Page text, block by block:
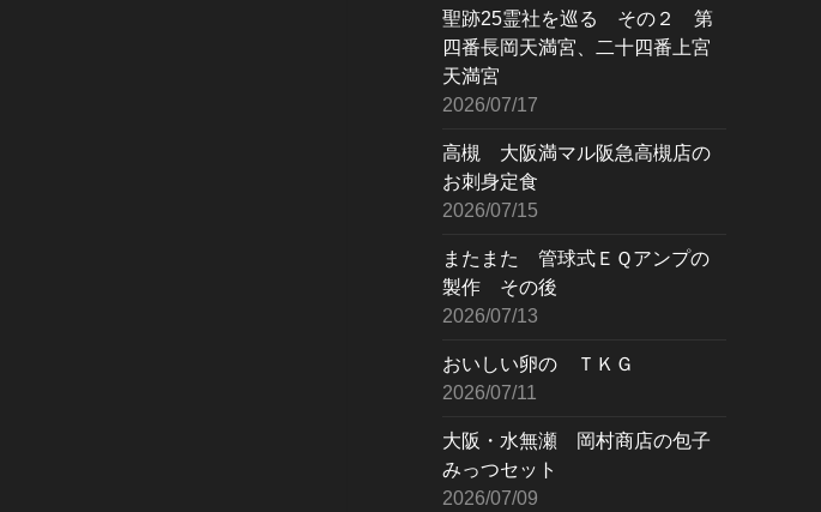
聖跡25霊社を巡る その２ 第
四番長岡天満宮、二十四番上宮
天満宮
2026/07/17
高槻 大阪満マル阪急高槻店の
お刺身定食
2026/07/15
またまた 管球式ＥＱアンプの
製作 その後
2026/07/13
おいしい卵の ＴＫＧ
2026/07/11
大阪・水無瀬 岡村商店の包子
みっつセット
2026/07/09